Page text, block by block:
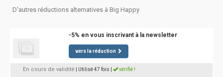
D'autres réductions alternatives à Big Happy
-5% en vous inscrivant à la newsletter
vers la réduction
En cours de validité | Utilisé 47 fois vérifié !